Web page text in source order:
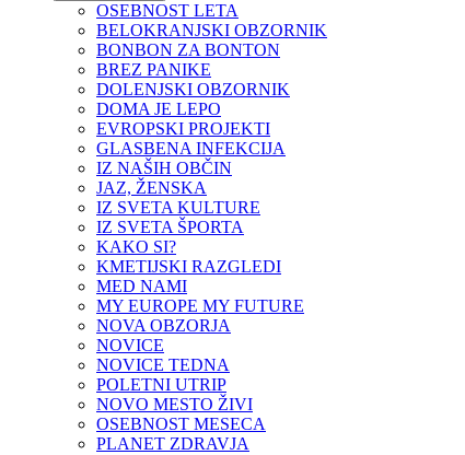
OSEBNOST LETA
BELOKRANJSKI OBZORNIK
BONBON ZA BONTON
BREZ PANIKE
DOLENJSKI OBZORNIK
DOMA JE LEPO
EVROPSKI PROJEKTI
GLASBENA INFEKCIJA
IZ NAŠIH OBČIN
JAZ, ŽENSKA
IZ SVETA KULTURE
IZ SVETA ŠPORTA
KAKO SI?
KMETIJSKI RAZGLEDI
MED NAMI
MY EUROPE MY FUTURE
NOVA OBZORJA
NOVICE
NOVICE TEDNA
POLETNI UTRIP
NOVO MESTO ŽIVI
OSEBNOST MESECA
PLANET ZDRAVJA